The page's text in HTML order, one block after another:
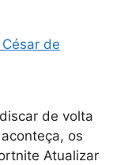
de
de volta
os
Atualizar